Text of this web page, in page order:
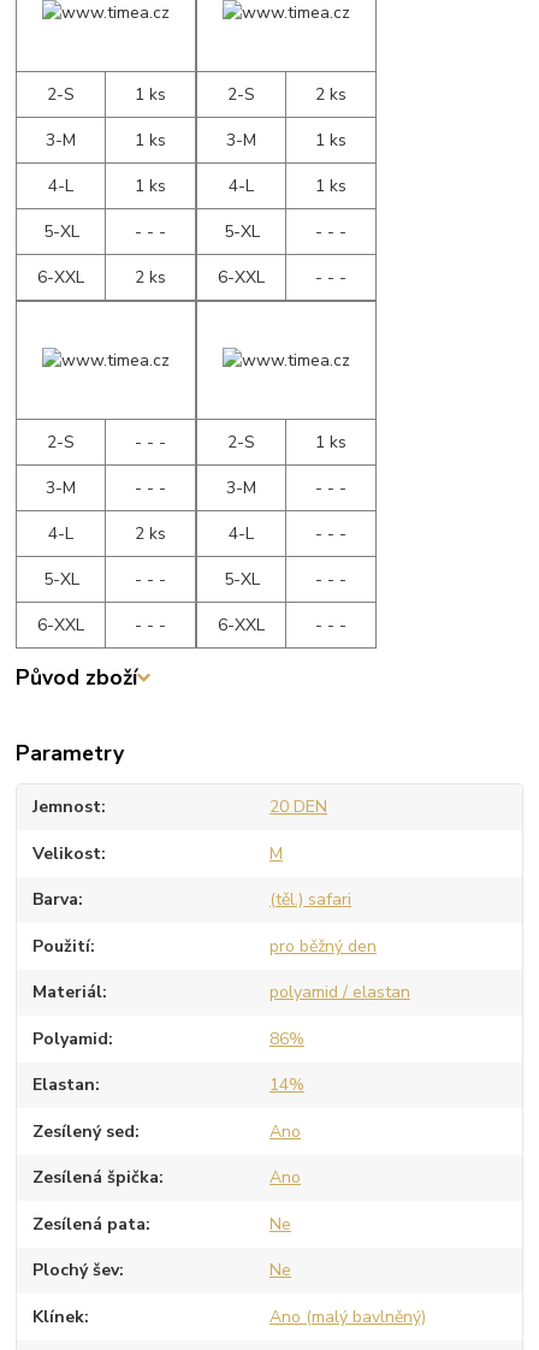
2-S
1 ks
3-M
1 ks
4-L
1 ks
5-XL
- - -
6-XXL
2 ks
2-S
2 ks
3-M
1 ks
4-L
1 ks
5-XL
- - -
6-XXL
- - -
2-S
- - -
3-M
- - -
4-L
2 ks
5-XL
- - -
6-XXL
- - -
2-S
1 ks
3-M
- - -
4-L
- - -
5-XL
- - -
6-XXL
- - -
Původ zboží
Parametry
Jemnost 20 DEN
Velikost M
Barva (těl.) safari
Použití pro běžný den
Materiál polyamid / elastan
Polyamid 86%
Elastan 14%
Zesílený sed Ano
Zesílená špička Ano
Zesílená pata Ne
Plochý šev Ne
Klínek Ano (malý bavlněný)